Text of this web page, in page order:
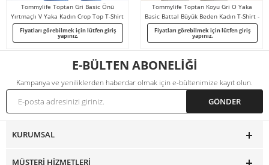
Tommylife Toptan Gri Basic Önü
Yırtmaçlı V Yaka Kadın Crop Top T-Shirt
- 97206
Fiyatları görebilmek için lütfen giriş
yapınız.
Tommylife Toptan Koyu Gri O Yaka
Basic Battal Büyük Beden Kadın T-Shirt -
97308
Fiyatları görebilmek için lütfen giriş
yapınız.
E-BÜLTEN ABONELİĞİ
Kampanya ve yeniliklerden haberdar olmak için e-bültenimize kayıt olun.
KURUMSAL
MÜŞTERI HIZMETLERI